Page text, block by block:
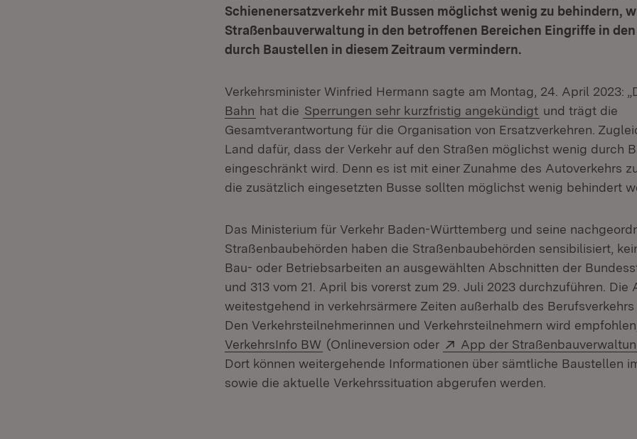
Schienenersatzverkehr mit Bussen möglichst wenig zu behindern,
Straßenbauverwaltung in den betroffenen Bereichen Eingriffe in
durch Baustellen in diesem Zeitraum vermindern.
Verkehrsminister Winfried Hermann sagte am Montag, 24. April 2023:
Bahn (Öffnet in neuem Fenster)
hat die Sperrungen sehr kurzfristig angekündigt und trägt die
Gesamtverantwortung für die Organisation von Ersatzverkehren.
Land dafür, dass der Verkehr auf den Straßen möglichst wenig durch
eingeschränkt wird. Denn es ist mit einer Zunahme des Autoverkehrs
die zusätzlich eingesetzten Busse sollten möglichst wenig behindert
Das Ministerium für Verkehr Baden-Württemberg und seine
Straßenbaubehörden haben die Straßenbaubehörden sensibilisiert,
Bau- oder Betriebsarbeiten an ausgewählten Abschnitten der
und 313 vom 21. April bis vorerst zum 29. Juli 2023 durchzuführen. Die
weitestgehend in verkehrsärmere Zeiten außerhalb des Berufsverkehrs
Den Verkehrsteilnehmerinnen und Verkehrsteilnehmern wird empfohlen,
VerkehrsInfo BW (Öffnet in neuem Fenster)
(Onlineversion oder Extern:
App der
Dort können weitergehende Informationen über sämtliche Baustellen
sowie die aktuelle Verkehrssituation abgerufen werden.